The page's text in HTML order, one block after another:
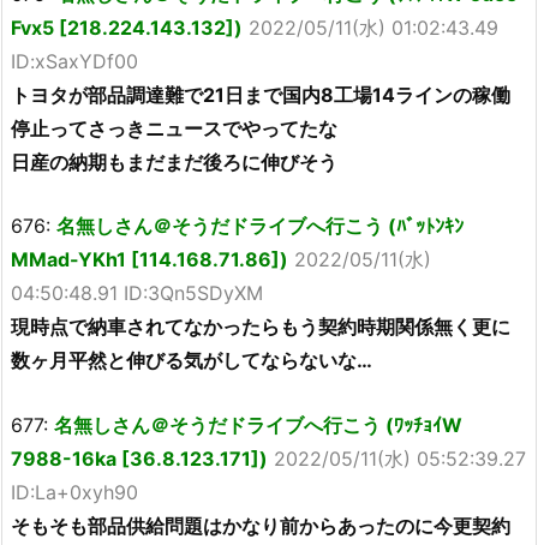
Fvx5 [218.224.143.132]) 2022/05/11(水) 01:02:43.49
ID:xSaxYDf00
トヨタが部品調達難で21日まで国内8工場14ラインの稼働
停止ってさっきニュースでやってたな
日産の納期もまだまだ後ろに伸びそう
676: 名無しさん＠そうだドライブへ行こう (ﾊﾞｯﾄﾝｷﾝ
MMad-YKh1 [114.168.71.86]) 2022/05/11(水)
04:50:48.91 ID:3Qn5SDyXM
現時点で納車されてなかったらもう契約時期関係無く更に
数ヶ月平然と伸びる気がしてならないな…
677: 名無しさん＠そうだドライブへ行こう (ﾜｯﾁｮｲW
7988-16ka [36.8.123.171]) 2022/05/11(水) 05:52:39.27
ID:La+0xyh90
そもそも部品供給問題はかなり前からあったのに今更契約